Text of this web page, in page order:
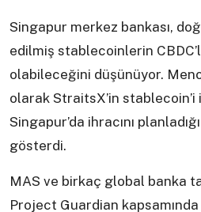
Singapur merkez bankası,
edilmiş stablecoinlerin
olabileceğini düşünüyor.
olarak StraitsX’in stablecoin’i
Singapur’da ihracını
gösterdi.
MAS ve birkaç global banka
Project Guardian